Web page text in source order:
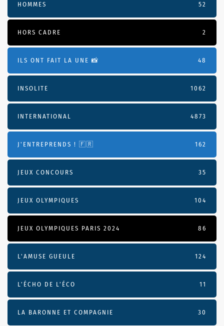
HOMMES 52
HORS CADRE 2
ILS ONT FAIT LA UNE 📸 48
INSOLITE 1062
INTERNATIONAL 4873
J'ENTREPRENDS ! 🇫🇷 162
JEUX CONCOURS 35
JEUX OLYMPIQUES 104
JEUX OLYMPIQUES PARIS 2024 86
L'AMUSE GUEULE 124
L’ÉCHO DE L’ÉCO 11
LA BARONNE ET COMPAGNIE 30